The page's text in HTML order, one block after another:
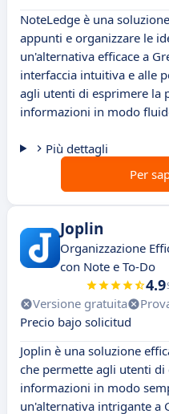
NoteLedge è una
appunti e organizzare le
un'alternativa efficace a
interfaccia intuitiva e alle
agli utenti di esprimere la
informazioni in modo
Più dettagli
Per
Joplin
Organizzazione
con Note e To-Do
4.9
Versione gratuita
Precio bajo solicitud
Joplin è una soluzione
che permette agli utenti
informazioni in modo
un'alternativa intrigante a